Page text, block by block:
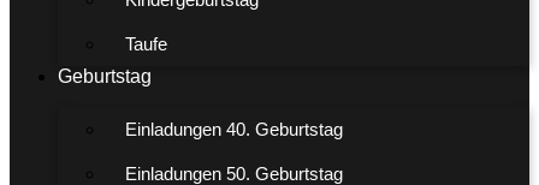
Taufe
Geburtstag
Einladungen 40. Geburtstag
Einladungen 50. Geburtstag